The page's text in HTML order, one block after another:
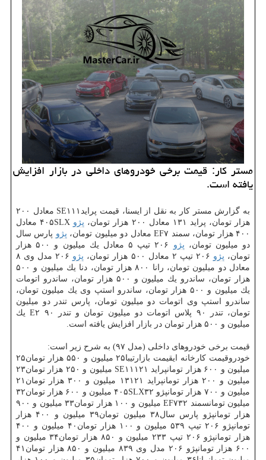
مستر كار: قیمت برخی خودروهای داخلی در بازار افزایش
یافته است.
به گزارش مستر كار به نقل از ایسنا، قیمت پرایدSE۱۱۱ معادل ۲۰۰
هزار تومان، پراید ۱۳۱ معادل ۲۰۰ هزار تومان،
پژو
۴۰۵SLX معادل
۴۰۰ هزار تومان، سمند EF۷ معادل دو میلیون تومان،
پژو پارس سال
دو میلیون تومان، پژو
۲۰۶ تیپ ۵ معادل یك میلیون و ۵۰۰ هزار
تومان، پژو پژو
۲۰۶ مدل وی ۸
معادل دو میلیون تومان، رانا ۸۰۰ هزار تومان، دنا یك میلیون و ۵۰۰
هزار تومان، ساندرو یك میلیون و ۵۰۰ هزار تومان، ساندرو اتومات
یك میلیون و ۵۰۰ هزار تومان، ساندرو استپ وی یك میلیون تومان،
ساندرو استپ وی اتومات دو میلیون تومان، پارس تندر دو میلیون
تومان، تندر ۹۰ پلاس اتومات دو میلیون تومان و تندر ۹۰ E۲ یك
میلیون و ۵۰۰ هزار تومان در بازار افزایش یافته است.
قیمت برخی خودروهای داخلی (مدل ۹۷) به شرح زیر است:
خودروقیمت كارخانه ایقیمت بازارتیبا۲۵ میلیون و ۵۵۰ هزار تومان۲۵
میلیون و ۶۰۰ هزار تومانپراید SE۱۱۱۲۱ میلیون و ۲۵۰ هزار تومان۲۳
میلیون و ۲۰۰ هزار تومانپراید ۱۳۱۲۱ میلیون و ۳۰۰ هزار تومان۲۱
میلیون و ۷۰۰ هزار تومانپژو ۴۰۵SLX۳۲ میلیون و ۶۰۰ هزار تومان۳۲
میلیون تومانسمند EF۷۳۲ میلیون و ۱۰۰ هزار تومان۳۳ میلیون و ۹۰۰
هزار تومانپژو پارس سال۳۸ میلیون تومان۳۹ میلیون و ۴۰۰ هزار
تومانپژو ۲۰۶ تیپ ۵۳۹ میلیون و ۱۰۰ هزار تومان۴۰ میلیون و ۴۰۰
هزار تومانپژو ۲۰۶ تیپ ۲۳۳ میلیون و ۸۵۰ هزار تومان۳۴ میلیون و
۶۰۰ هزار تومانپژو ۲۰۶ مدل وی ۸۳۹ میلیون و ۸۵۰ هزار تومان۴۱